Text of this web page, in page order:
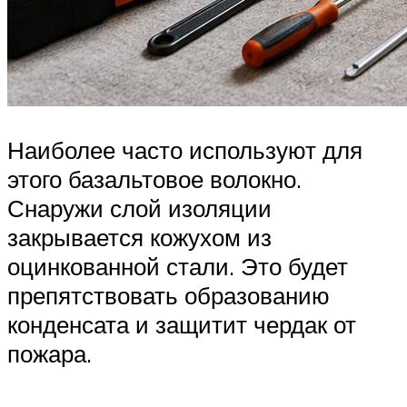
Наиболее часто используют для
этого базальтовое волокно.
Снаружи слой изоляции
закрывается кожухом из
оцинкованной стали. Это будет
препятствовать образованию
конденсата и защитит чердак от
пожара.